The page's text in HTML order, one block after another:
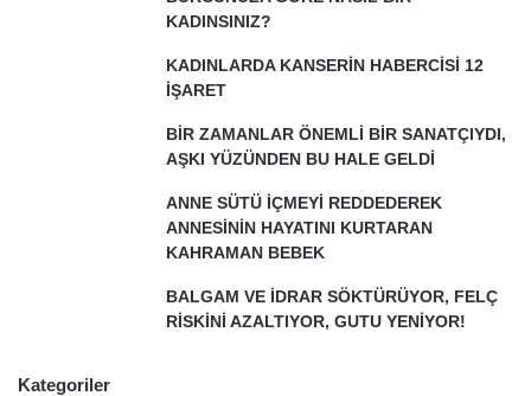
KADINSINIZ?
KADINLARDA KANSERİN HABERCİSİ 12
İŞARET
BİR ZAMANLAR ÖNEMLİ BİR SANATÇIYDI,
AŞKI YÜZÜNDEN BU HALE GELDİ
ANNE SÜTÜ İÇMEYİ REDDEDEREK
ANNESİNİN HAYATINI KURTARAN
KAHRAMAN BEBEK
BALGAM VE İDRAR SÖKTÜRÜYOR, FELÇ
RİSKİNİ AZALTIYOR, GUTU YENİYOR!
Kategoriler